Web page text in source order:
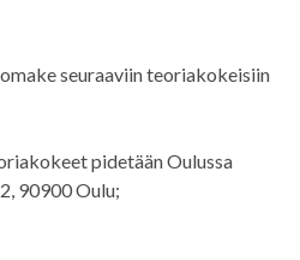
seuraaviin teoriakokeisiin
pidetään Oulussa
90900 Oulu;